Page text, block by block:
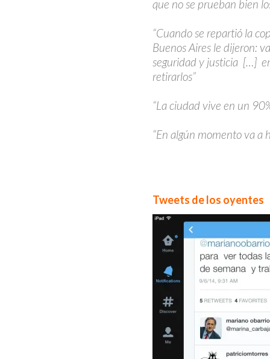
que no se prueban bien
“Cuando se repartió la
Buenos Aires le dijeron:
seguridad y justicia […]
retirarlos”
“La ciudad vive en un
“En algún momento va a
Tweets de los oyentes